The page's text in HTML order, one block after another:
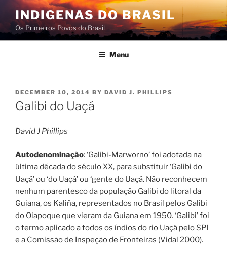
content
INDIGENAS DO BRASIL
Os Primeiros Povos do Brasil
Menu
POSTED
ON
DECEMBER 10, 2014 BY DAVID J. PHILLIPS
Galibi do Uaçá
David J Phillips
Autodenominação: ‘Galibi-Marworno’ foi adotada na
última década do século XX, para substituir ‘Galibi do
Uaçá’ ou ‘do Uaçá’ ou ‘gente do Uaçá. Não reconhecem
nenhum parentesco da população Galibi do litoral da
Guiana, os Kaliña, representados no Brasil pelos Galibi
do Oiapoque que vieram da Guiana em 1950. ‘Galibi’ foi
o termo aplicado a todos os índios do rio Uaçá pelo SPI
e a Comissão de Inspeção de Fronteiras (Vidal 2000).